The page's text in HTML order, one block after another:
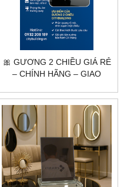
🎀 GƯƠNG 2 CHIỀU GIÁ RẺ
– CHÍNH HÃNG – GIAO
CITYBUILDING